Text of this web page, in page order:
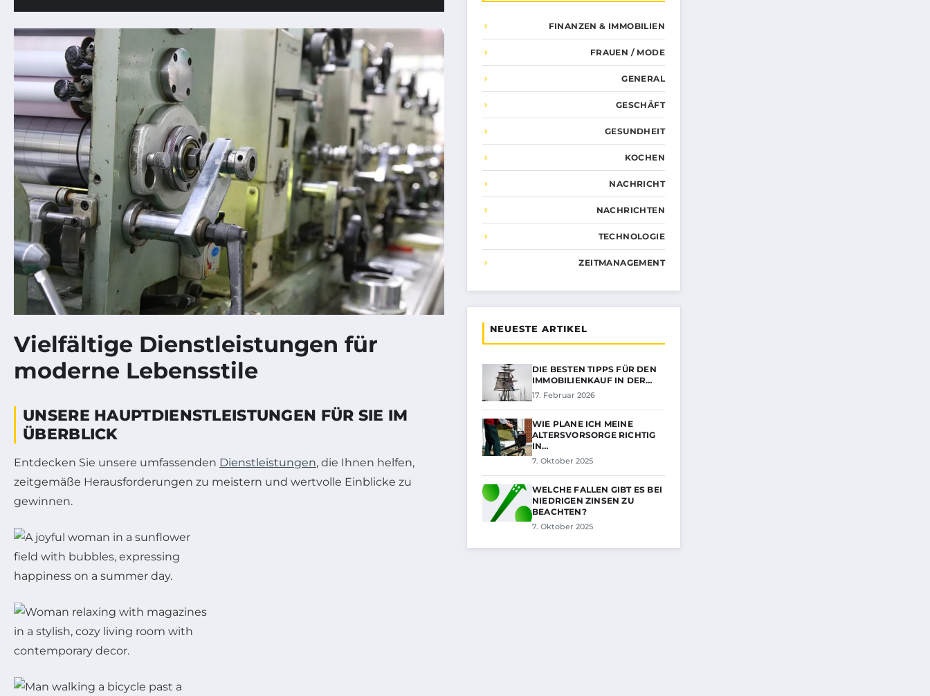
Vielfältige Dienstleistungen für
moderne Lebensstile
UNSERE HAUPTDIENSTLEISTUNGEN FÜR SIE IM
ÜBERBLICK
Entdecken Sie unsere umfassenden Dienstleistungen, die Ihnen helfen,
zeitgemäße Herausforderungen zu meistern und wertvolle Einblicke zu
gewinnen.
FINANZEN & IMMOBILIEN
FRAUEN / MODE
GENERAL
GESCHÄFT
GESUNDHEIT
KOCHEN
NACHRICHT
NACHRICHTEN
TECHNOLOGIE
ZEITMANAGEMENT
NEUESTE ARTIKEL
DIE BESTEN TIPPS FÜR DEN
IMMOBILIENKAUF IN DER…
17. Februar 2026
WIE PLANE ICH MEINE
ALTERSVORSORGE RICHTIG
IN…
7. Oktober 2025
WELCHE FALLEN GIBT ES BEI
NIEDRIGEN ZINSEN ZU
BEACHTEN?
7. Oktober 2025